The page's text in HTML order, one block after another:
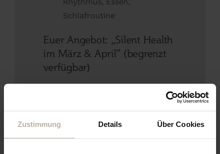
Zustimmung Details Über Cookies
Rhythmus, Essen,
Schlafroutine
Euer Angebot: „Silent Health
im März & April“ (begrenzt
verfügbar)
ideal, wenn ihr gezielt nach einem